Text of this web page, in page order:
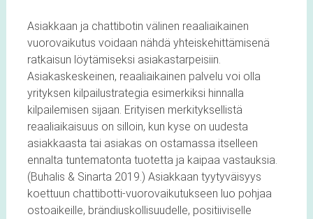
Asiakkaan ja chattibotin välinen reaaliaikainen
vuorovaikutus voidaan nähdä yhteiskehittämisenä
ratkaisun löytämiseksi asiakastarpeisiin.
Asiakaskeskeinen, reaaliaikainen palvelu voi olla
yrityksen kilpailustrategia esimerkiksi hinnalla
kilpailemisen sijaan. Erityisen merkityksellistä
reaaliaikaisuus on silloin, kun kyse on uudesta
asiakkaasta tai asiakas on ostamassa itselleen
ennalta tuntematonta tuotetta ja kaipaa vastauksia.
(Buhalis & Sinarta 2019.) Asiakkaan tyytyväisyys
koettuun chattibotti-vuorovaikutukseen luo pohjaa
ostoaikeille, brändiuskollisuudelle, positiiviselle